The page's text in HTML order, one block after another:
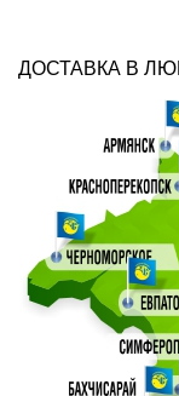
ДОСТАВКА В